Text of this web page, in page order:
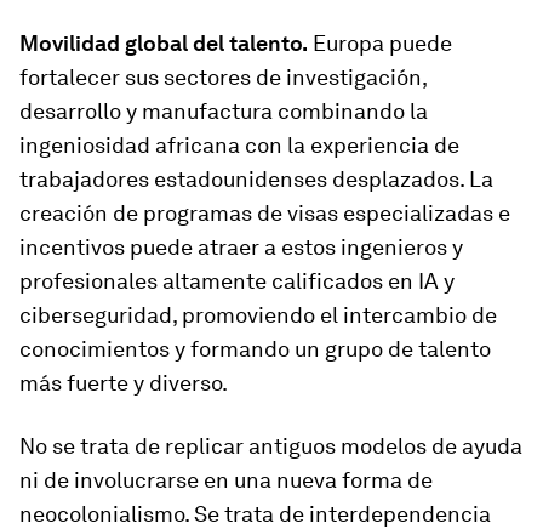
Movilidad global del talento. Europa puede
fortalecer sus sectores de investigación,
desarrollo y manufactura combinando la
ingeniosidad africana con la experiencia de
trabajadores estadounidenses desplazados. La
creación de programas de visas especializadas e
incentivos puede atraer a estos ingenieros y
profesionales altamente calificados en IA y
ciberseguridad, promoviendo el intercambio de
conocimientos y formando un grupo de talento
más fuerte y diverso.
No se trata de replicar antiguos modelos de ayuda
ni de involucrarse en una nueva forma de
neocolonialismo. Se trata de interdependencia